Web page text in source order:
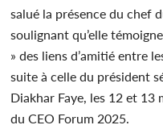
salué la présence du chef
soulignant qu’elle
» des liens d’amitié entre
suite à celle du président
Diakhar Faye, les 12 et 13
du CEO Forum 2025.